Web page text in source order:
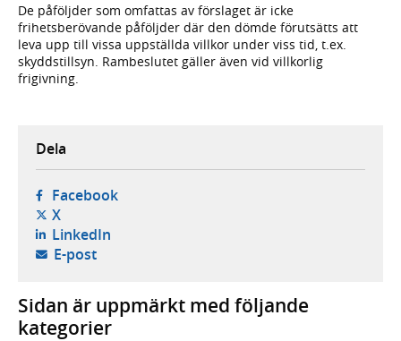
De påföljder som omfattas av förslaget är icke
frihetsberövande påföljder där den dömde förutsätts att
leva upp till vissa uppställda villkor under viss tid, t.ex.
skyddstillsyn. Rambeslutet gäller även vid villkorlig
frigivning.
Dela
Facebook- öppnas i ny flik, extern webbplats,
X- öppnas i ny flik, extern webbplats,
LinkedIn- öppnas i ny flik, extern webbplats,
E-post- öppnar din e-postklient,
Sidan är uppmärkt med följande
kategorier